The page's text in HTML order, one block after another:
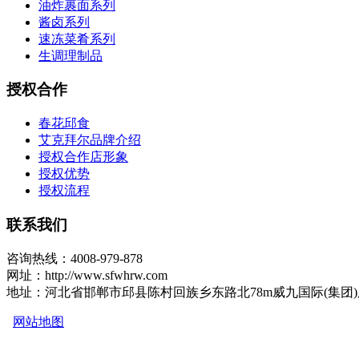
油炸裹面系列
酱卤系列
速冻菜肴系列
生调理制品
授权合作
春花邱食
艾克拜尔品牌介绍
授权合作店形象
授权优势
授权流程
联系我们
咨询热线：4008-979-878
网址：http://www.sfwhrw.com
地址：河北省邯郸市邱县陈村回族乡东路北78m威九国际(集团
网站地图